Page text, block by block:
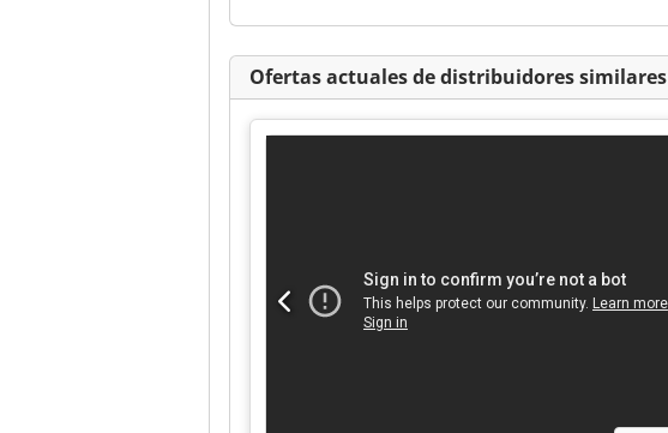
Ofertas actuales de distribuidores similares